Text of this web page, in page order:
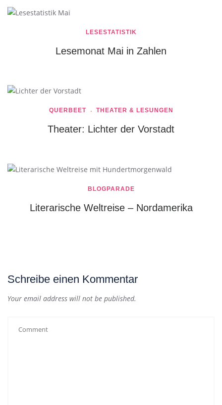
LESESTATISTIK
Lesemonat Mai in Zahlen
QUERBEET THEATER & LESUNGEN
Theater: Lichter der Vorstadt
BLOGPARADE
Literarische Weltreise – Nordamerika
Schreibe einen Kommentar
Your email address will not be published.